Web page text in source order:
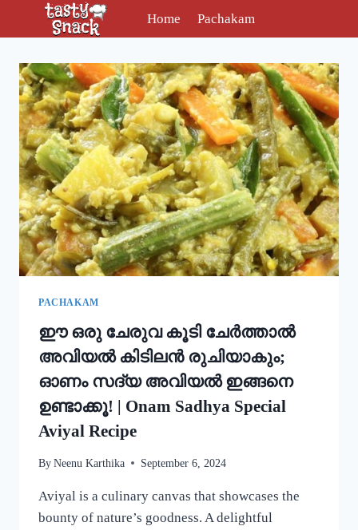
Home Pachakam
PACHAKAM
ഈ ഒരു ചേരുവ കൂടി ചേർത്താൽ
അവിയൽ കിടിലൻ രുചിയാകും;
ഓണം സദ്യ അവിയൽ ഇങ്ങനെ
ഉണ്ടാക്കൂ! | Onam Sadhya Special
Aviyal Recipe
By Neenu Karthika September 6, 2024
Aviyal is a culinary canvas that showcases the
bounty of nature’s goodness. A delightful